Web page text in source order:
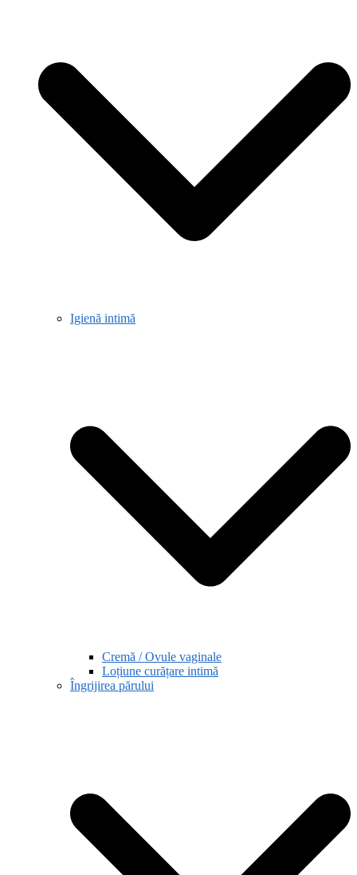
Igienă intimă
Cremă / Ovule vaginale
Loțiune curățare intimă
Îngrijirea părului